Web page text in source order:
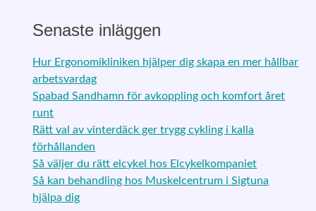
Senaste inläggen
Hur Ergonomikliniken hjälper dig skapa en mer hållbar
arbetsvardag
Spabad Sandhamn för avkoppling och komfort året
runt
Rätt val av vinterdäck ger trygg cykling i kalla
förhållanden
Så väljer du rätt elcykel hos Elcykelkompaniet
Så kan behandling hos Muskelcentrum i Sigtuna
hjälpa dig